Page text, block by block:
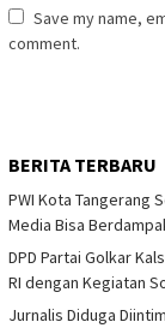
Save my name,
comment.
BERITA TERBARU
PWI Kota Tangerang
Media Bisa
DPD Partai Golkar
RI dengan Kegiatan
Jurnalis Diduga